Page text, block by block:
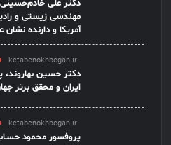
دکتر علی
مهندسی زیستی و
آمریکا و دارنده
ketabenokhbegan.ir
دکتر حسین
ایران و محقق برتر
ketabenokhbegan.ir
پروفسور محمود